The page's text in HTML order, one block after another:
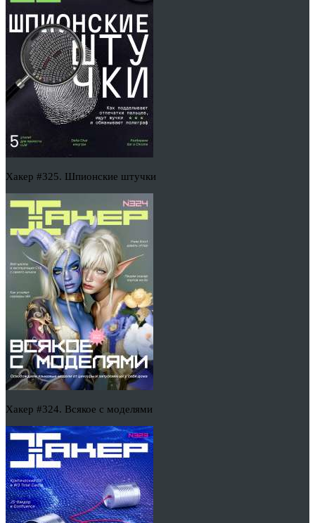
Хакер #325. Шпионские штучки
Хакер #324. Всякое с моделями